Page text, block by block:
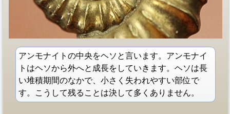
アンモナイトの中央をヘソと言います。アンモナイ
トはヘソから外へと成長をしていきます。ヘソは長
い堆積期間のなかで、小さく失われやすい部位で
す。こうして残ることは決して多くありません。